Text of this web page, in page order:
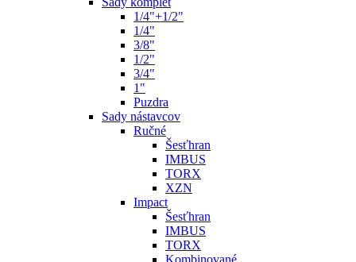
1/4"+1/2"
1/4"
3/8"
1/2"
3/4"
1"
Puzdra
Sady nástavcov
Ručné
Šesťhran
IMBUS
TORX
XZN
Impact
Šesťhran
IMBUS
TORX
Kombinované